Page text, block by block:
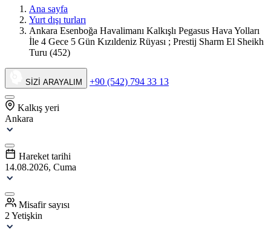
Ana sayfa
Yurt dışı turları
Ankara Esenboğa Havalimanı Kalkışlı Pegasus Hava Yolları
İle 4 Gece 5 Gün Kızıldeniz Rüyası ; Prestij Sharm El Sheikh
Turu (452)
SİZİ ARAYALIM +90 (542) 794 33 13
Kalkış yeri
Ankara
Hareket tarihi
14.08.2026, Cuma
Misafir sayısı
2 Yetişkin